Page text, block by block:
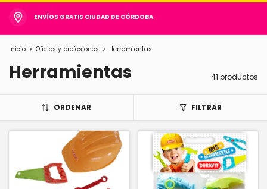
ENVÍOS GRATIS CIUDAD DE CÓRDOBA
Inicio > Oficios y profesiones > Herramientas
Herramientas 41 productos
ORDENAR FILTRAR